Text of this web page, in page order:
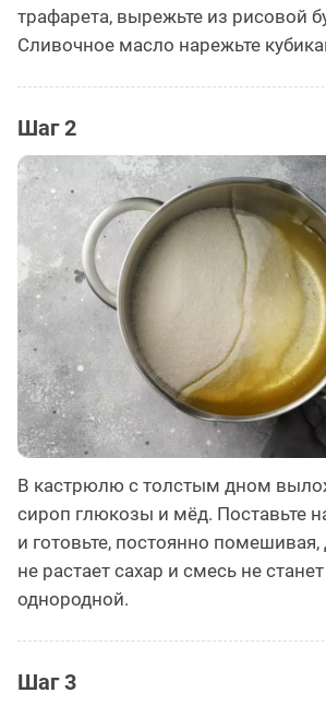
трафарета, вырежьте из рисовой
Сливочное масло нарежьте
Шаг 2
В кастрюлю с толстым дном
сироп глюкозы и мёд. Поставьте
и готовьте, постоянно помешивая,
не растает сахар и смесь не
однородной.
Шаг 3